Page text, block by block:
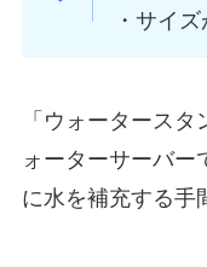
・サイ
「ウォータース
ォーターサーバー
に水を補充する手